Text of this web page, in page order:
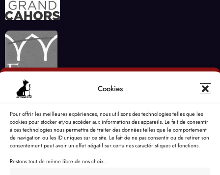
Cookies
Pour offrir les meilleures expériences, nous utilisons des technologies telles que les
cookies pour stocker et/ou accéder aux informations des appareils. Le fait de consentir
à ces technologies nous permettra de traiter des données telles que le comportement
de navigation ou les ID uniques sur ce site. Le fait de ne pas consentir ou de retirer son
consentement peut avoir un effet négatif sur certaines caractéristiques et fonctions.
Restons tout de même libre de nos choix...